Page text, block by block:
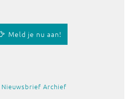
Meld je nu aan!
Nieuwsbrief Archief